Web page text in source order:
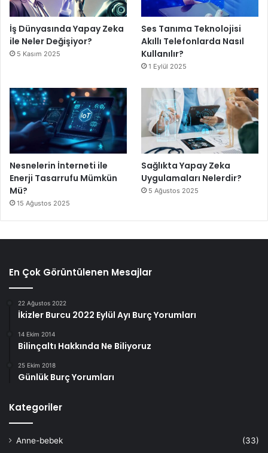
İş Dünyasında Yapay Zeka
ile Neler Değişiyor?
5 Kasım 2025
Ses Tanıma Teknolojisi
Akıllı Telefonlarda Nasıl
Kullanılır?
1 Eylül 2025
Nesnelerin İnterneti ile
Enerji Tasarrufu Mümkün
Mü?
15 Ağustos 2025
Sağlıkta Yapay Zeka
Uygulamaları Nelerdir?
5 Ağustos 2025
En Çok Görüntülenen Mesajlar
22 Ağustos 2022
İkizler Burcu 2022 Eylül Ayı Burç Yorumları
14 Ekim 2014
Bilinçaltı Hakkında Ne Biliyoruz
25 Ekim 2018
Günlük Burç Yorumları
Kategoriler
Anne-bebek
(33)